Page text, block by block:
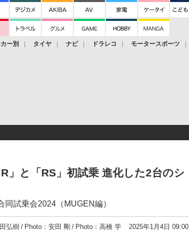
ー別 タイヤ ナビ ドラレコ モータースポーツ
」と「RS」初試乗 進化した2台のシ
試乗会2024（MUGEN編）
弘樹 Photo：安田 剛 Photo：高橋 学 2025年1月4日 09:00